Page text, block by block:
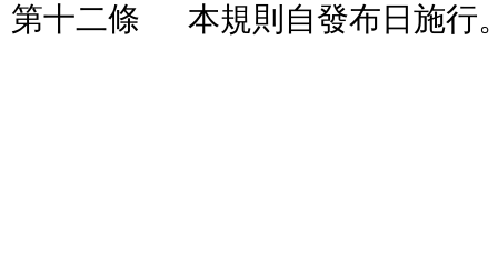
第十二條 本規則自發布日施行